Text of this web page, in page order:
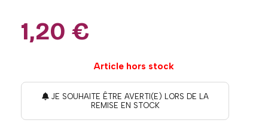
1,20 €
Article hors stock
JE SOUHAITE ÊTRE AVERTI(E) LORS DE LA
REMISE EN STOCK